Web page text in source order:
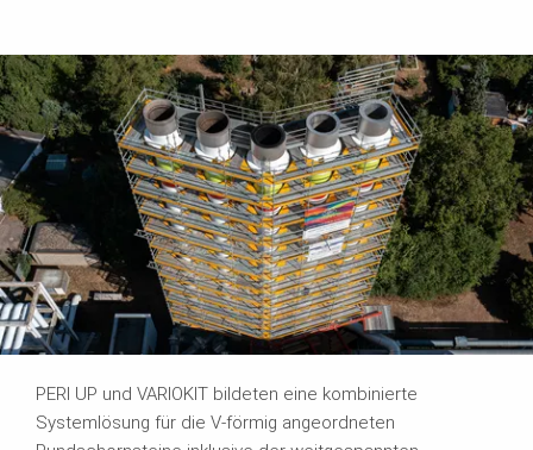
PERI UP und VARIOKIT bildeten eine kombinierte
Systemlösung für die V-förmig angeordneten